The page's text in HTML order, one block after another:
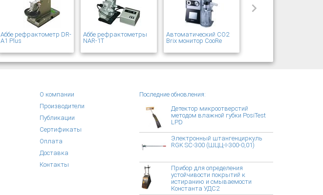
Аббе рефрактометр DR-
A1 Plus
Аббе рефрактометры
NAR-1T
Автоматический CO2
Brix монитор CooRe
О компании
Производители
Публикации
Сертификаты
Оплата
Доставка
Контакты
Последние обновления:
Детектор микроотверстий
методом влажной губки PosiTest
LPD
Электронный штангенциркуль
RGK SC-300 (ШЦЦ-I-300-0,01)
Прибор для определения
устойчивости покрытий к
истиранию и смываемости
Константа УДС2